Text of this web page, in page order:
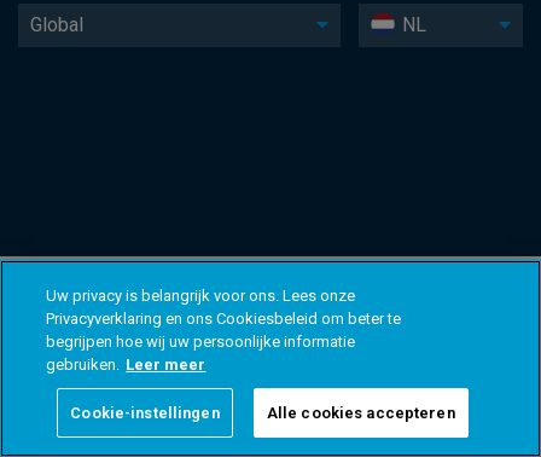
Global NL
Uw privacy is belangrijk voor ons. Lees onze
Privacyverklaring en ons Cookiesbeleid om beter te
begrijpen hoe wij uw persoonlijke informatie
gebruiken. Leer meer
Cookie-instellingen Alle cookies accepteren